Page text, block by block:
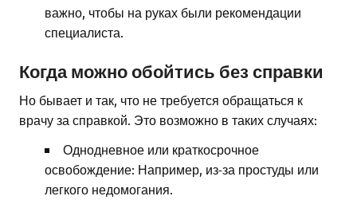
важно, чтобы на руках были рекомендации
специалиста.
Когда можно обойтись без справки
Но бывает и так, что не требуется обращаться к
врачу за справкой. Это возможно в таких случаях:
Однодневное или краткосрочное
освобождение: Например, из-за простуды или
легкого недомогания.